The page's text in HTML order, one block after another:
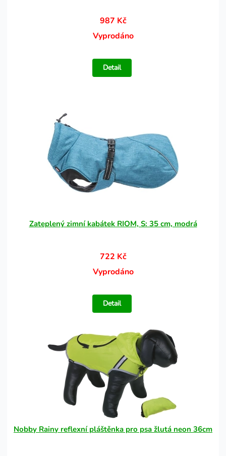
987 Kč
Vyprodáno
Detail
Zateplený zimní kabátek RIOM, S: 35 cm, modrá
722 Kč
Vyprodáno
Detail
Nobby Rainy reflexní pláštěnka pro psa žlutá neon 36cm